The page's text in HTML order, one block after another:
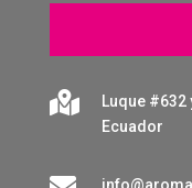

Luque #632
Ecuador